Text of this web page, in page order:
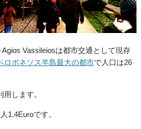
Agios Vassileiosは都市交通として現存
ロポネソス半島最大の都市で人口は26
します。
1.4Euroです。